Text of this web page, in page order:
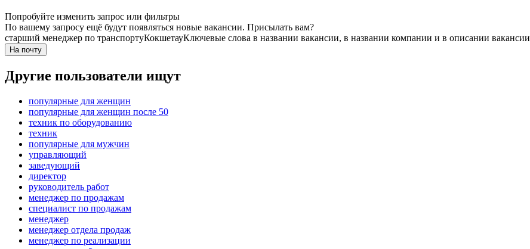
Попробуйте изменить запрос или фильтры
По вашему запросу ещё будут появляться новые вакансии. Присылать вам?
старший менеджер по транспортуКокшетауКлючевые слова в названии вакансии, в названии компании и в описании вакансии
На почту
Другие пользователи ищут
популярные для женщин
популярные для женщин после 50
техник по оборудованию
техник
популярные для мужчин
управляющий
заведующий
директор
руководитель работ
менеджер по продажам
специалист по продажам
менеджер
менеджер отдела продаж
менеджер по реализации